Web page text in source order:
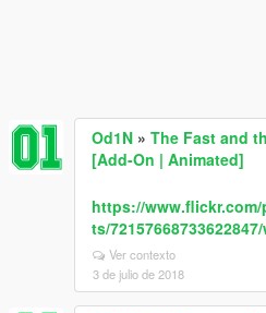
Od1N » The Fast and
[Add-On | Animated]
https://www.flickr.com/
ts/
Ver contexto
3 de julio de 2018